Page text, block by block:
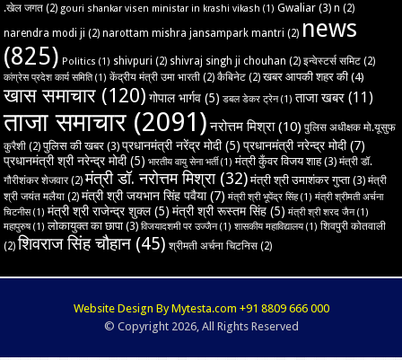
.खेल जगत (2) gouri shankar visen ministar in krashi vikash (1) Gwaliar (3) n (2)
narendra modi ji (2) narottam mishra jansampark mantri (2) news
(825) Politics (1) shivpuri (2) shivraj singh ji chouhan (2) इन्वेस्टर्स समिट (2)
कांग्रेस प्रदेश कार्य समिति(1) केंद्रीय मंत्री उमा भारती (2) कैबिनेट (2) खबर आपकी शहर की (4)
खास समाचार (120) गोपाल भार्गव (5) डबल डेकर ट्रेन(1) ताजा खबर (11)
ताजा समाचार (2091) नरोत्तम मिश्रा(10) पुलिस अधीक्षक मो.यूसुफ
कुरैशी (2) पुलिस की खबर (3) प्रधानमंत्री नरेंद्र मोदी(5) प्रधानमंत्री नरेन्द्र मोदी(7)
प्रधानमंत्री श्री नरेन्द्र मोदी(5) भारतीय वायु सेना भर्ती(1) मंत्री कुँवर विजय शाह(3) मंत्री डॉ.
गौरीशंकर शेजवार(2) मंत्री डॉ. नरोत्तम मिश्रा(32) मंत्री श्री उमाशंकर गुप्ता (3) मंत्री
श्री जयंत मलैया (2) मंत्री श्री जयभान सिंह पवैया(7) मंत्री श्री भूपेंद्र सिंह(1) मंत्री श्रीमती अर्चना
चिटनीस(1) मंत्री श्री राजेन्द्र शुक्ल(5) मंत्री श्री रूस्तम सिंह (5) मंत्री श्री शरद जैन(1)
महापुरुष(1) लोकायुक्त का छापा (3) विजयादशमी पर उज्‍जैन(1) शासकीय महाविद्यालय(1) शिवपुरी कोतवाली
(2) शिवराज सिंह चौहान (45) श्रीमती अर्चना चिटनिस (2)
Website Design By Mytesta.com +91 8809 666 000
© Copyright 2026, All Rights Reserved